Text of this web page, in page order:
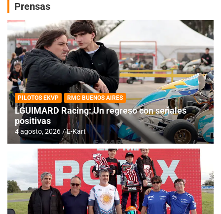
Prensas
PILOTOS EKVP RMC BUENOS AIRES
LGUIMARD Racing: Un regreso con señales
positivas
4 agosto, 2026 E-Kart